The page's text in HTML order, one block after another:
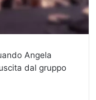
Angela
dal gruppo